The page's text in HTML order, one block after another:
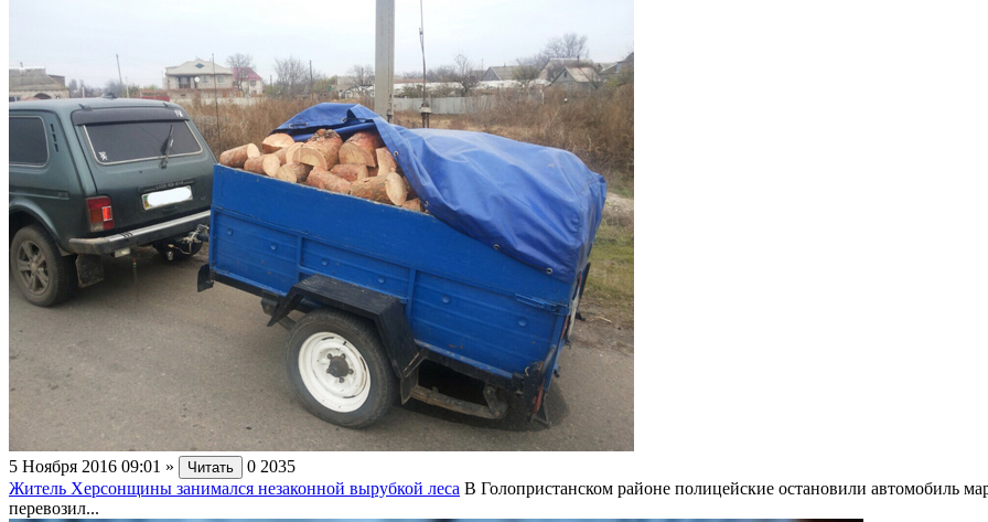
5 Ноября 2016 09:01 » Читать 0 2035
Житель Херсонщины занимался незаконной вырубкой леса В Голопристанском районе полицейские остановили автомобиль
перевозил...